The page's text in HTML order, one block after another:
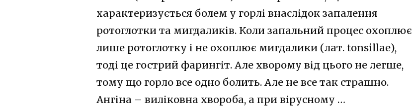
характеризується болем у горлі внаслідок запалення
ротоглотки та мигдаликів. Коли запальний процес охоплює
лише ротоглотку і не охоплює мигдалики (лат. tonsillae),
тоді це гострий фарингіт. Але хворому від цього не легше,
тому що горло все одно болить. Але не все так страшно.
Ангіна – виліковна хвороба, а при вірусному …